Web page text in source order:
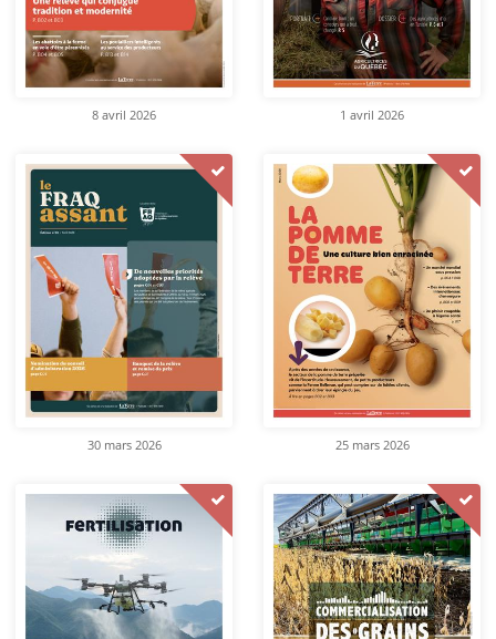
8 avril 2026 1 avril 2026
30 mars 2026 25 mars 2026